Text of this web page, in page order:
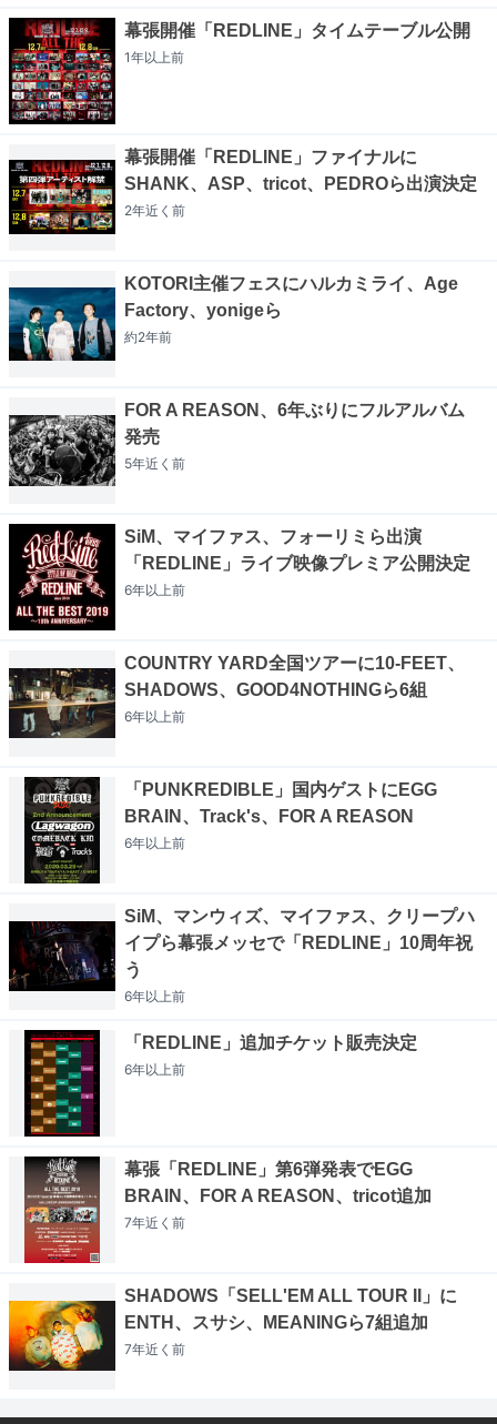
幕張開催「REDLINE」タイムテーブル公開
1年以上前
幕張開催「REDLINE」ファイナルに
SHANK、ASP、tricot、PEDROら出演決定
2年近く 前
KOTORI主催フェスにハルカミライ、Age
Factory、yonigeら
約2年前
FOR A REASON、6年ぶりにフルアルバム
発売
5年近く 前
SiM、マイファス、フォーリミら出演
「REDLINE」ライブ映像プレミア公開決定
6年以上前
COUNTRY YARD全国ツアーに10-FEET、
SHADOWS、GOOD4NOTHINGら6組
6年以上前
「PUNKREDIBLE」国内ゲストにEGG
BRAIN、Track's、FOR A REASON
6年以上前
SiM、マンウィズ、マイファス、クリープハ
イプら幕張メッセで「REDLINE」10周年祝
う
6年以上前
「REDLINE」追加チケット販売決定
6年以上前
幕張「REDLINE」第6弾発表でEGG
BRAIN、FOR A REASON、tricot追加
7年近く 前
SHADOWS「SELL'EM ALL TOUR II」に
ENTH、スサシ、MEANINGら7組追加
7年近く 前